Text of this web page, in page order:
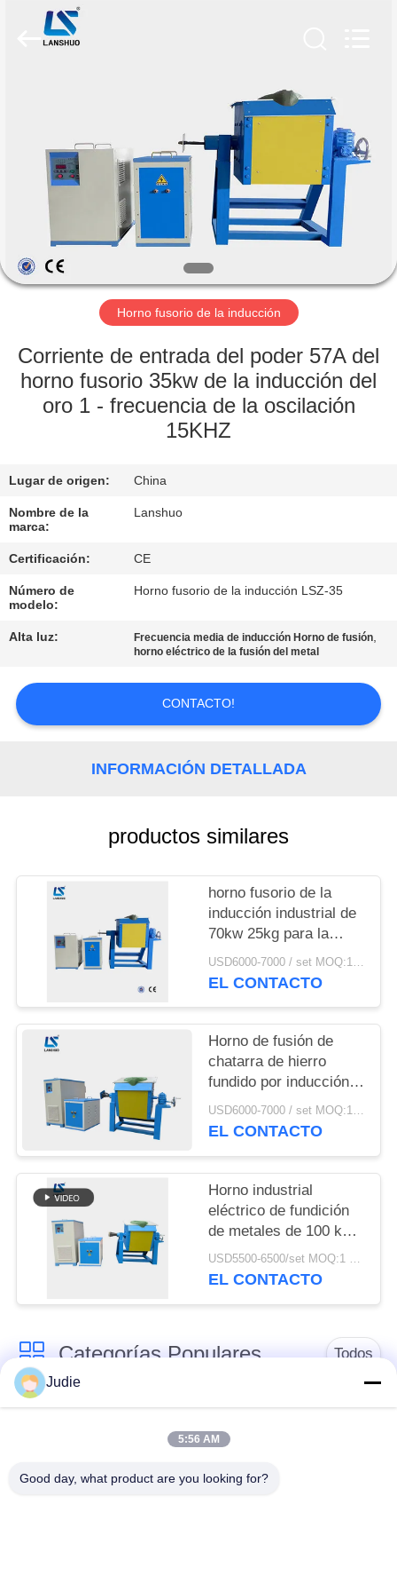
PRODUCTOS
SOBRE
NOSOTROS
VIAJE
LA
FÁBRICA
CALIDAD
ÉNTRENOS
EN
CONTACTO
CON
NOTICIAS
POLÍTICA
DE
PRIVACIDAD
Zhengzhou
Electronics
Horno fusorio de la inducción
Corriente de entrada del poder 57A del
horno fusorio 35kw de la inducción del
oro 1 - frecuencia de la oscilación
15KHZ
Lugar de origen: China
Nombre de la
marca:
Lanshuo
Certificación: CE
Número de
modelo:
Horno fusorio de la inducción LSZ-35
Alta luz: Frecuencia media de inducción Horno de fusión,
horno eléctrico de la fusión del metal
CONTACTO!
INFORMACIÓN DETALLADA
productos similares
horno fusorio de la
inducción industrial de
70kw 25kg para la
chatarra de acero del
aluminio del hierro
USD6000-7000 / set MOQ:1 sistema
EL CONTACTO
Horno de fusión de
chatarra de hierro
fundido por inducción
industrial eléctrico de
90 kW con crisoles
USD6000-7000 / set MOQ:1 set
EL CONTACTO
Horno industrial
eléctrico de fundición
de metales de 100 kg
de latón, cobre y
chatarra de hierro
USD5500-6500/set MOQ:1 sistema
EL CONTACTO
Categorías Populares Todos
horno fusorio de la
Máquina de
Judie
5:56 AM
Good day, what product are you looking for?